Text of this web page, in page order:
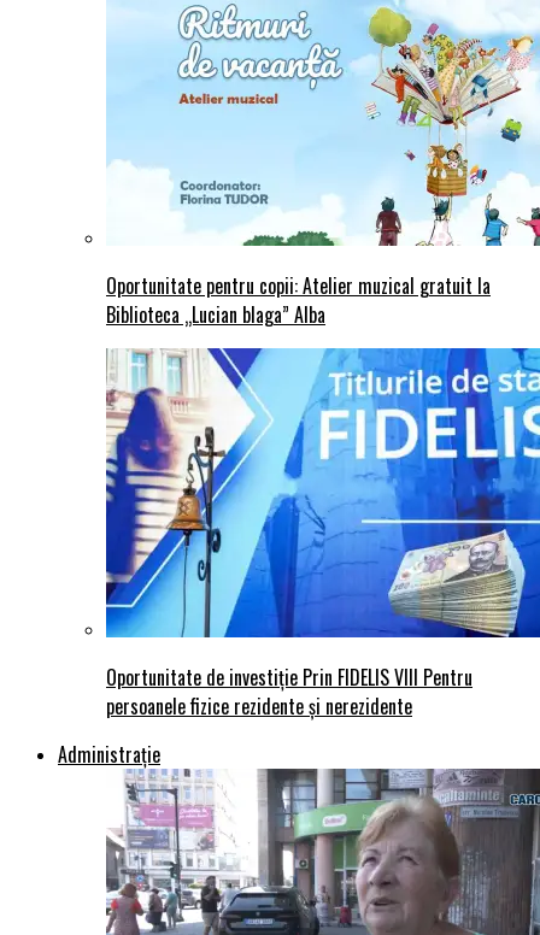
Oportunitate pentru copii: Atelier muzical gratuit la
Biblioteca „Lucian blaga” Alba
Oportunitate de investiție Prin FIDELIS VIII Pentru
persoanele fizice rezidente și nerezidente
Administraţie